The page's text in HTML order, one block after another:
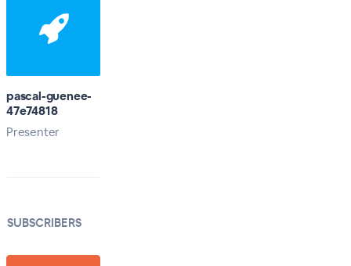
pascal-guenee-
47e74818
Presenter
SUBSCRIBERS